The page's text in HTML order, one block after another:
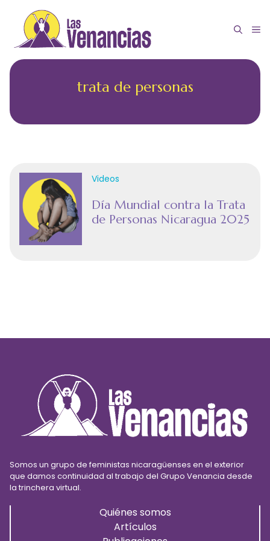
contenido
trata de personas
Videos
Día Mundial contra la Trata
de Personas Nicaragua 2025
Somos un grupo de feministas nicaragüenses en el exterior
que damos continuidad al trabajo del Grupo Venancia desde
la trinchera virtual.
Quiénes somos
Artículos